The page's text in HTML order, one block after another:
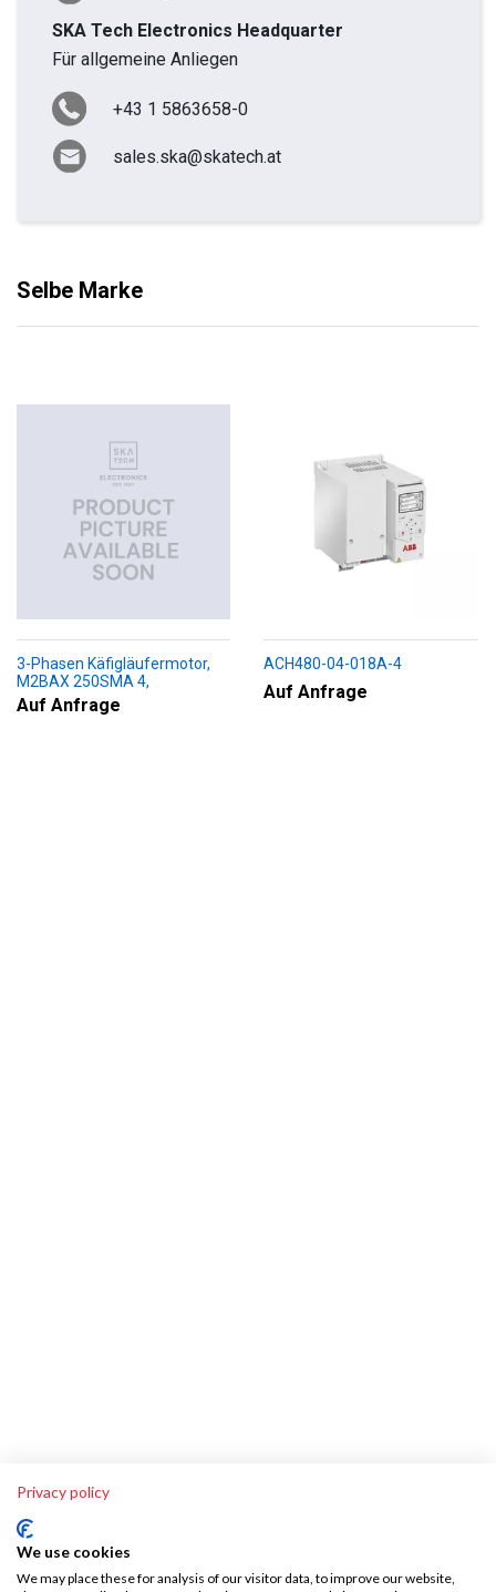
SKA Tech Electronics Headquarter
Für allgemeine Anliegen
+43 1 5863658-0
sales.ska@skatech.at
Selbe Marke
3-Phasen Käfigläufermotor,
M2BAX 250SMA 4,
+188+230+451+009
Auf Anfrage
ACH480-04-018A-4
Auf Anfrage
Privacy policy
We use cookies
We may place these for analysis of our visitor data, to improve our website,